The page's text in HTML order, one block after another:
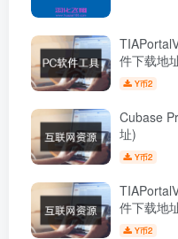
件下载地
Y币2
Cubase
址)
Y币2
件下载地
Y币2